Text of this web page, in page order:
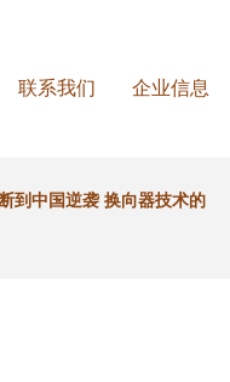
联系我们 企业信息
到中国逆袭 换向器技术的